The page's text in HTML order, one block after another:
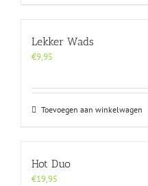
Lekker Wads
€9,95
Toevoegen aan winkelwagen
Hot Duo
€19,95